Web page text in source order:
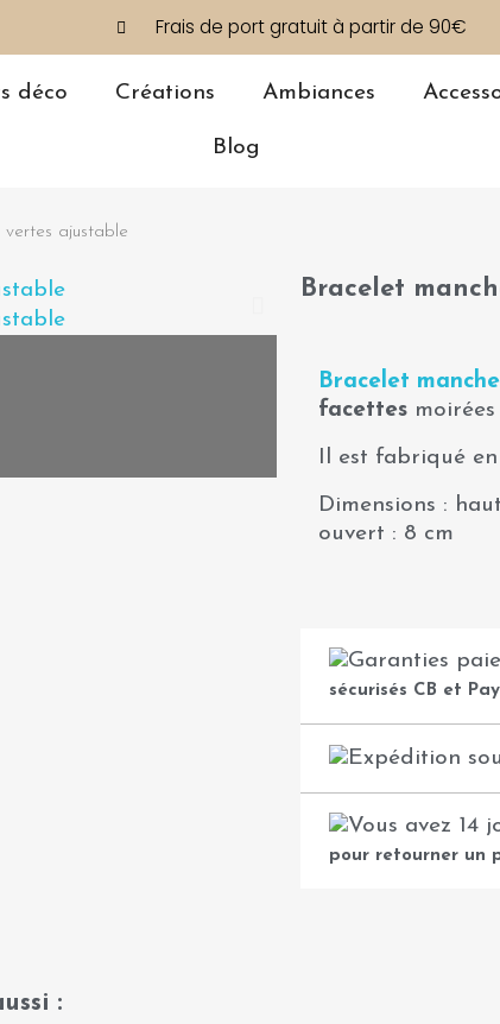
Frais de port gratuit à partir de 90€
déco Créations Ambiances
Blog
ajustable
Bracelet
Bracelet
facettes
Il est fabriqué
Dimensions :
ouvert : 8 cm
sécurisés CB et
pour retourner un
: